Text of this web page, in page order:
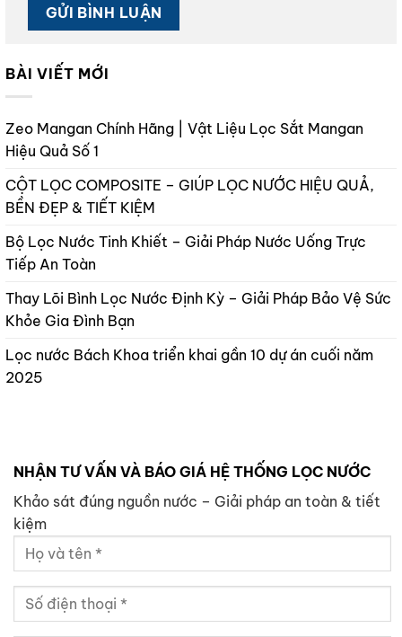
BÀI VIẾT MỚI
Zeo Mangan Chính Hãng | Vật Liệu Lọc Sắt Mangan
Hiệu Quả Số 1
CỘT LỌC COMPOSITE – GIÚP LỌC NƯỚC HIỆU QUẢ,
BỀN ĐẸP & TIẾT KIỆM
Bộ Lọc Nước Tinh Khiết – Giải Pháp Nước Uống Trực
Tiếp An Toàn
Thay Lõi Bình Lọc Nước Định Kỳ – Giải Pháp Bảo Vệ Sức
Khỏe Gia Đình Bạn
Lọc nước Bách Khoa triển khai gần 10 dự án cuối năm
2025
NHẬN TƯ VẤN VÀ BÁO GIÁ HỆ THỐNG LỌC NƯỚC
Khảo sát đúng nguồn nước – Giải pháp an toàn & tiết
kiệm